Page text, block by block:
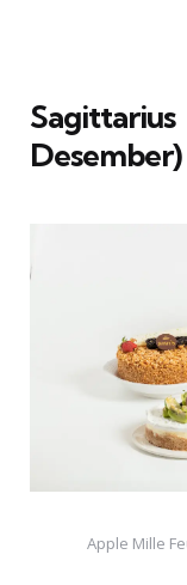
Apple Mille